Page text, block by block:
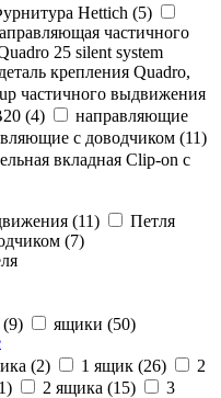
Hettich (5)
частичного
25 silent system
крепления Quadro,
частичного выдвижения
(4)
направляющие
с доводчиком (11)
вкладная Clip-on с
(11)
Петля
(7)
(9) ящики (50)
(2) 1 ящик (26)
2
1) 2 ящика (15)
3